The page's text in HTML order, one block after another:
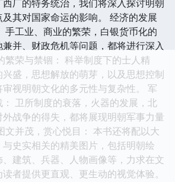
厂的特务统治，我们将深入探讨明朝
其对国家命运的影响。 经济的发展
手工业、商业的繁荣，白银货币化的
并、财政危机等问题，都将进行深入
繁荣与禁锢： 科举制度下的士人精
盛，思想解放的萌芽，以及思想控制
视明朝文化的多元性与复杂性。 军
卫所制度的衰落，火器的发展，北
战争的得失，都将展现明朝军事力量
文并茂，赏心悦目： 本书还将配以大
史实相关的精美图片，包括明朝绘
建筑、兵器、人物画像等，力求在文
者提供更直观、更生动的视觉体验。